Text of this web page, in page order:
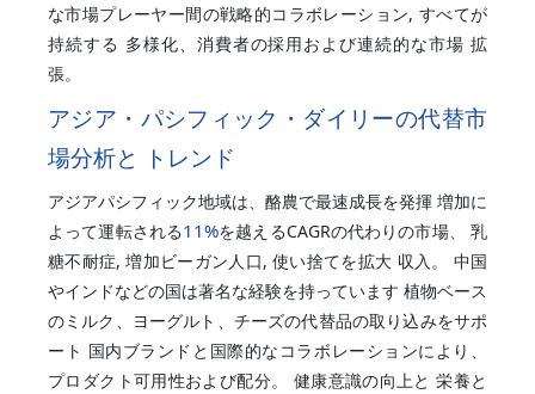
な市場プレーヤー間の戦略的コラボレーション, すべてが
持続する 多様化、消費者の採用および連続的な市場 拡
張。
アジア・パシフィック・ダイリーの代替市
場分析と トレンド
アジアパシフィック地域は、酪農で最速成長を発揮 増加に
よって運転される11%を越えるCAGRの代わりの市場、 乳
糖不耐症, 増加ビーガン人口, 使い捨てを拡大 収入。 中国
やインドなどの国は著名な経験を持っています 植物ベース
のミルク、ヨーグルト、チーズの代替品の取り込みをサポ
ート 国内ブランドと国際的なコラボレーションにより、
プロダクト可用性および配分。 健康意識の向上と 栄養と